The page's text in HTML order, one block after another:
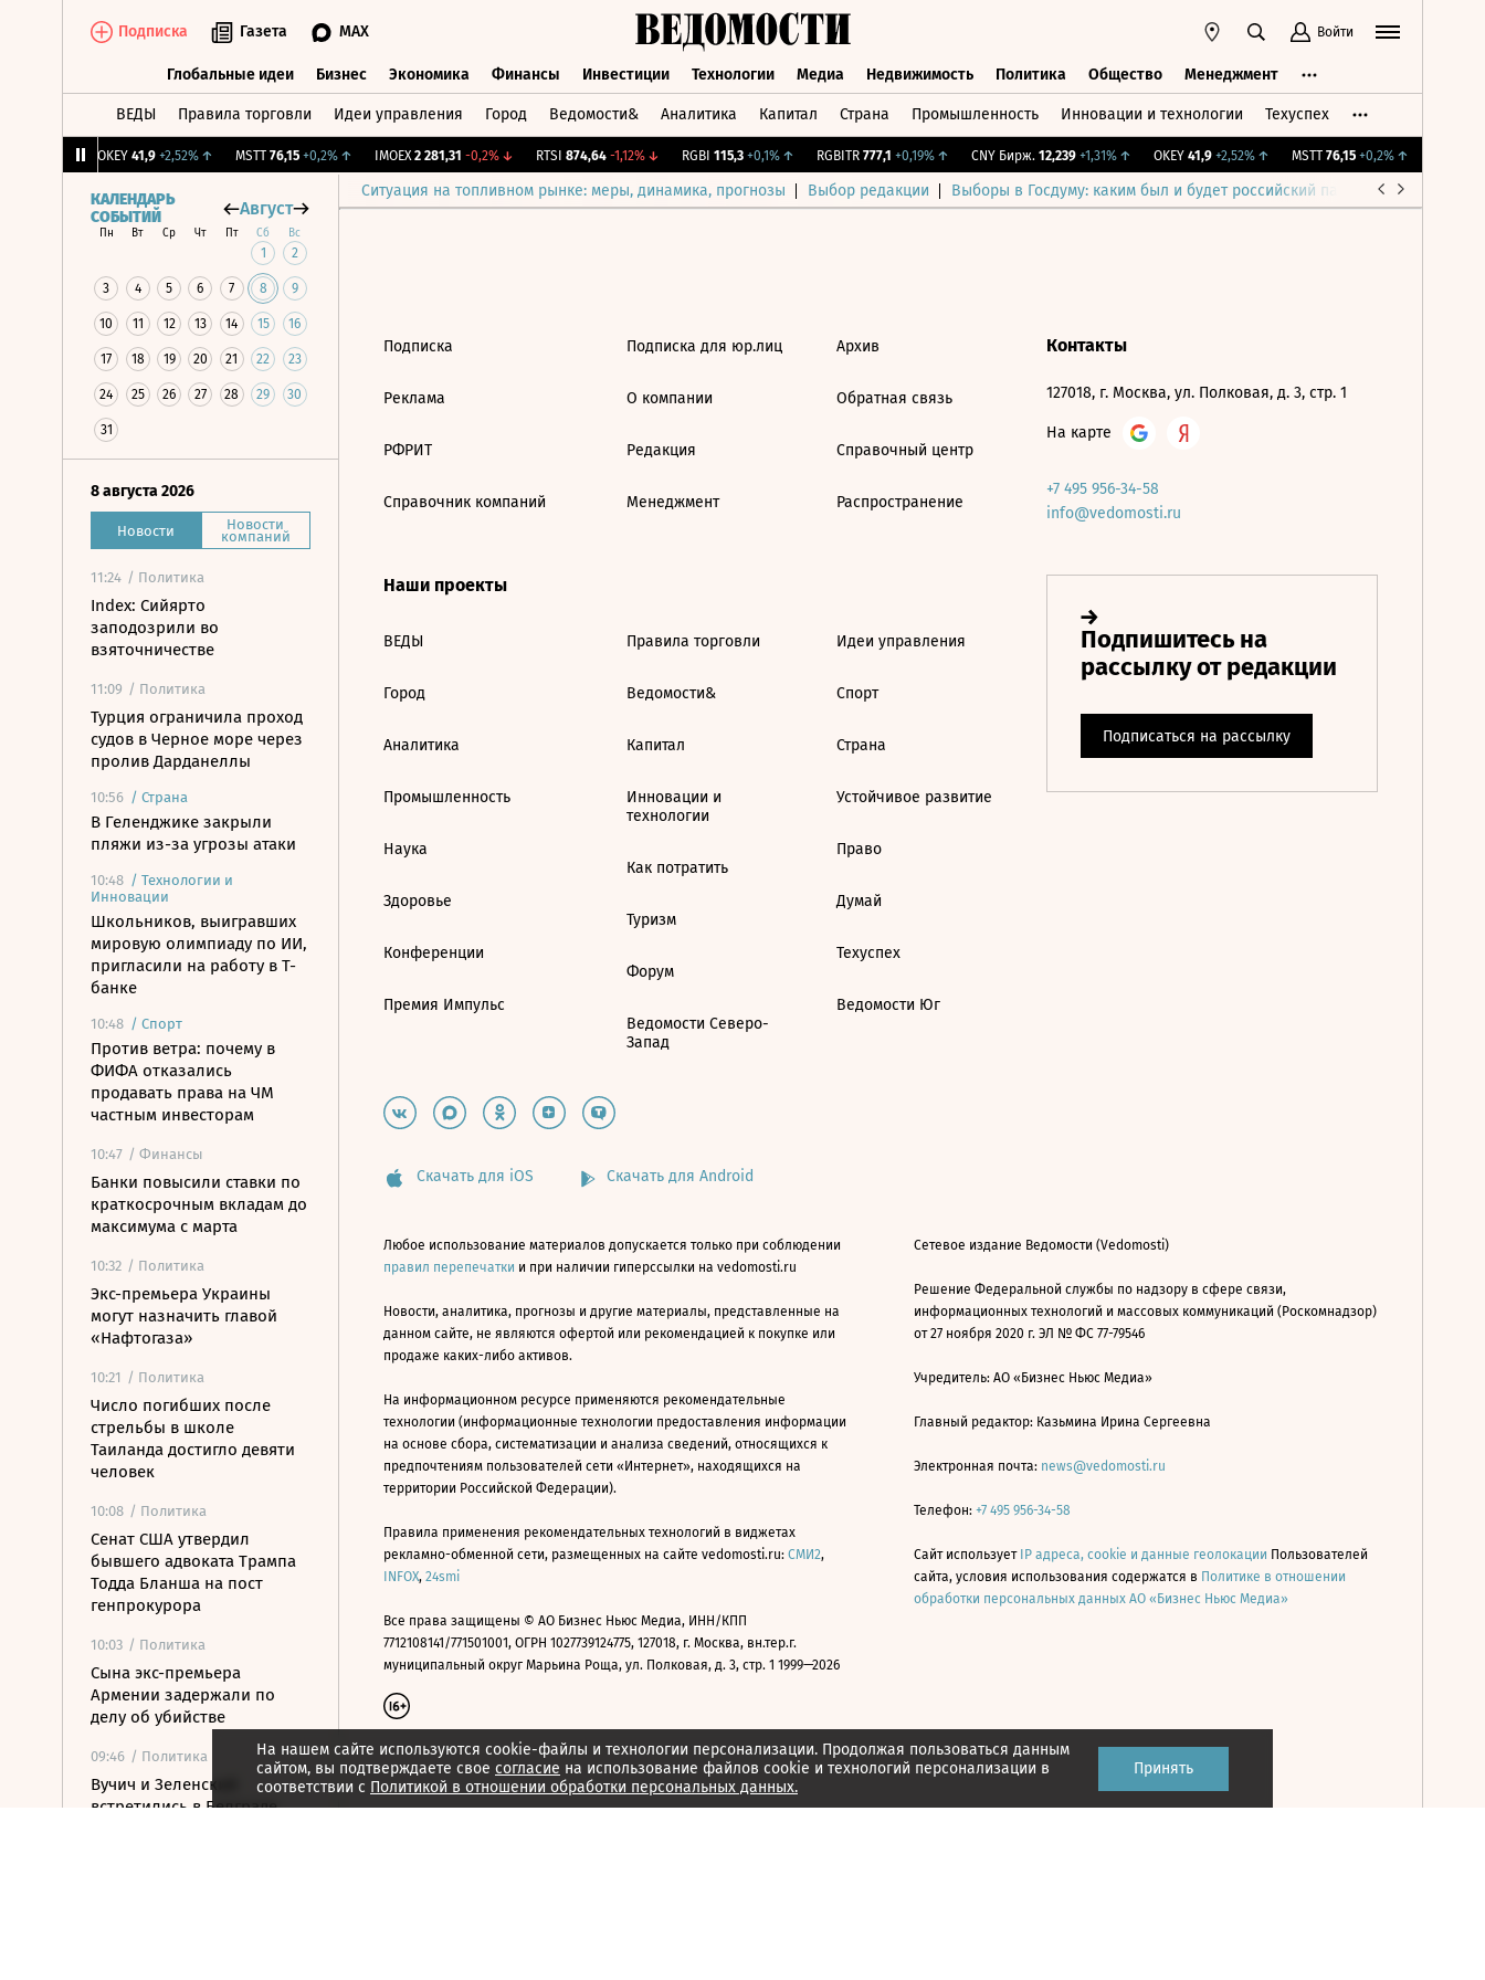
Подписка Газета MAX Войти
Глобальные идеи Бизнес Экономика Финансы Инвестиции Технологии Медиа Недвижимость Политика Общество Менеджмент
ВЕДЫ Правила торговли Идеи управления Город Ведомости& Аналитика Капитал Страна Промышленность Инновации и технологии Техуспех
OKEY 41,9 +2,52%↑ MSTT 76,15 +0,2%↑ IMOEX 2 281,31 -0,2%↓ RTSI 874,64 -1,12%↓ RGBI 115,3 +0,1%↑ RGBITR 777,1 +0,19%↑ CNY Бирж. 12,239 +1,31%↑ OKEY 41,9 +2,52%↑ MSTT 76,15 +0,2%↑
Ситуация на топливном рынке: меры, динамика, прогнозы Выбор редакции Выборы в Госдуму: каким был и будет российский парламент
КАЛЕНДАРЬ
СОБЫТИЙ
Август
Пн Вт Ср Чт Пт Сб Вс
1 2
3 4 5 6 7 8 9
10 11 12 13 14 15 16
17 18 19 20 21 22 23
24 25 26 27 28 29 30
31
8 августа 2026
Новости Новости
компаний
11:24 / Политика
Index: Сийярто
заподозрили во
взяточничестве
11:09 / Политика
Турция ограничила проход
судов в Черное море через
пролив Дарданеллы
10:56 / Страна
В Геленджике закрыли
пляжи из-за угрозы атаки
10:48 / Технологии и
Инновации
Школьников, выигравших
мировую олимпиаду по ИИ,
пригласили на работу в Т-
банке
10:48 / Спорт
Против ветра: почему в
ФИФА отказались
продавать права на ЧМ
частным инвесторам
10:47 / Финансы
Банки повысили ставки по
краткосрочным вкладам до
максимума с марта
10:32 / Политика
Экс-премьера Украины
могут назначить главой
«Нафтогаза»
10:21 / Политика
Число погибших после
стрельбы в школе
Таиланда достигло девяти
человек
10:08 / Политика
Сенат США утвердил
бывшего адвоката Трампа
Тодда Бланша на пост
генпрокурора
10:03 / Политика
Сына экс-премьера
Армении задержали по
делу об убийстве
09:46 / Политика
Вучич и Зеленский
встретились в Белграде
На нашем сайте используются cookie-файлы и технологии персонализации. Продолжая пользоваться данным
сайтом, вы подтверждаете свое согласие на использование файлов cookie и технологий персонализации в
соответствии с Политикой в отношении обработки персональных данных.
Принять
Подписка
Реклама
РФРИТ
Справочник компаний
Подписка для юр.лиц
О компании
Редакция
Менеджмент
Архив
Обратная связь
Справочный центр
Распространение
Наши проекты
ВЕДЫ
Город
Аналитика
Промышленность
Наука
Здоровье
Конференции
Премия Импульс
Правила торговли
Ведомости&
Капитал
Инновации и
технологии
Как потратить
Туризм
Форум
Ведомости Северо-
Запад
Идеи управления
Спорт
Страна
Устойчивое развитие
Право
Думай
Техуспех
Ведомости Юг
Контакты
127018, г. Москва, ул. Полковая, д. 3, стр. 1
На карте
+7 495 956-34-58
info@vedomosti.ru
Скачать для iOS Скачать для Android
Любое использование материалов допускается только при соблюдении
правил перепечатки и при наличии гиперссылки на vedomosti.ru
Новости, аналитика, прогнозы и другие материалы, представленные на
данном сайте, не являются офертой или рекомендацией к покупке или
продаже каких-либо активов.
На информационном ресурсе применяются рекомендательные
технологии (информационные технологии предоставления информации
на основе сбора, систематизации и анализа сведений, относящихся к
предпочтениям пользователей сети «Интернет», находящихся на
территории Российской Федерации).
Правила применения рекомендательных технологий в виджетах
рекламно-обменной сети, размещенных на сайте vedomosti.ru: СМИ2,
INFOX, 24smi
Все права защищены © АО Бизнес Ньюс Медиа, ИНН/КПП
7712108141/771501001, ОГРН 1027739124775, 127018, г. Москва, вн.тер.г.
муниципальный округ Марьина Роща, ул. Полковая, д. 3, стр. 1 1999—2026
Сетевое издание Ведомости (Vedomosti)
Решение Федеральной службы по надзору в сфере связи,
информационных технологий и массовых коммуникаций (Роскомнадзор)
от 27 ноября 2020 г. ЭЛ № ФС 77-79546
Учредитель: АО «Бизнес Ньюс Медиа»
Главный редактор: Казьмина Ирина Сергеевна
Электронная почта: news@vedomosti.ru
Телефон: +7 495 956-34-58
Сайт использует IP адреса, cookie и данные геолокации Пользователей
сайта, условия использования содержатся в Политике в отношении
обработки персональных данных АО «Бизнес Ньюс Медиа»